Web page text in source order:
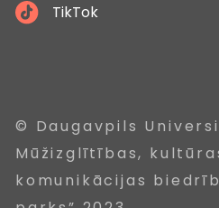
TikTok
© Daugavpils
Mūžizglītības,
komunikācijas